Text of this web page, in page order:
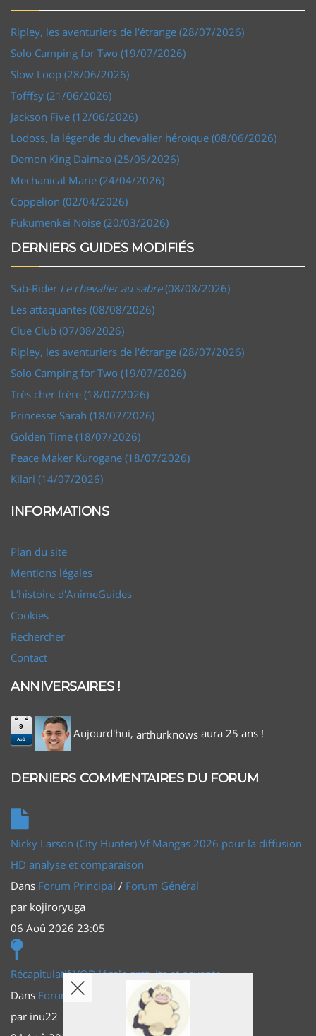
Ripley, les aventuriers de l'étrange (28/07/2026)
Solo Camping for Two (19/07/2026)
Slow Loop (28/06/2026)
Tofffsy (21/06/2026)
Jackson Five (12/06/2026)
Lodoss, la légende du chevalier héroïque (08/06/2026)
Demon King Daimao (25/05/2026)
Mechanical Marie (24/04/2026)
Coppelion (02/04/2026)
Fukumenkei Noise (20/03/2026)
DERNIERS GUIDES MODIFIÉS
Sab-Rider Le chevalier au sabre(08/08/2026)
Les attaquantes (08/08/2026)
Clue Club (07/08/2026)
Ripley, les aventuriers de l'étrange (28/07/2026)
Solo Camping for Two (19/07/2026)
Très cher frère (18/07/2026)
Princesse Sarah (18/07/2026)
Golden Time (18/07/2026)
Peace Maker Kurogane (18/07/2026)
Kilari (14/07/2026)
INFORMATIONS
Plan du site
Mentions légales
L'histoire d'AnimeGuides
Cookies
Rechercher
Contact
ANNIVERSAIRES !
9
Aoû Aujourd'hui, arthurknows aura 25 ans !
DERNIERS COMMENTAIRES DU FORUM
Nicky Larson (City Hunter) Vf Mangas 2026 pour la diffusion
HD analyse et comparaison
Dans Forum Principal / Forum Général
par kojiroryuga
06 Aoû 2026 23:05
Récapitulatif VOD légale gratuite et payante
Dans Forum Principal
Actus (TV, vidéo, web)
par inu22